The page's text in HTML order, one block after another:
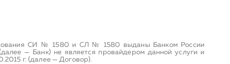
СИ № 1580 и СЛ № 1580 выданы Банком России
— Банк) не является провайдером данной услуги и
г. (далее — Договор).